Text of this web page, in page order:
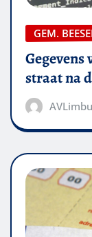
GEM.
straat na